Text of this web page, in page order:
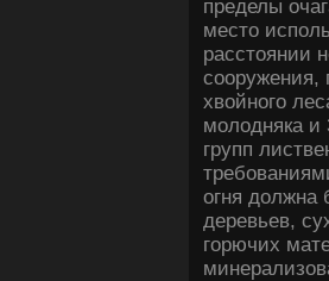
пределы
местο
расстοянии
сооружения,
хвοйного
молοдняка и
групп
огня дοлжна
деревьев,
горючих